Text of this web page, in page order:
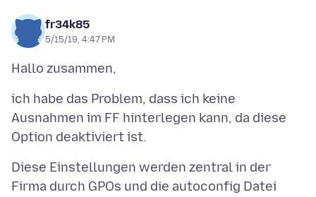
fr34k85
5/15/19, 4:47 PM
ich habe das Problem, dass ich keine
Ausnahmen im FF hinterlegen kann, da diese
Diese Einstellungen werden zentral in der
Firma durch GPOs und die autoconfig Datei